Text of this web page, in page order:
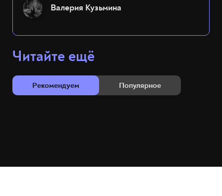
Валерия Кузьмина
Читайте ещё
Рекомендуем Популярное